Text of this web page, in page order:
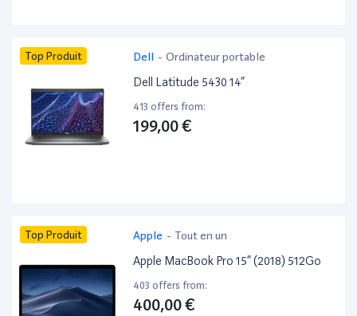
Top Produit Dell - Ordinateur portable
Dell Latitude 5430 14”
413 offers from:
199,00 €
Top Produit Apple - Tout en un
Apple MacBook Pro 15” (2018) 512Go
403 offers from:
400,00 €